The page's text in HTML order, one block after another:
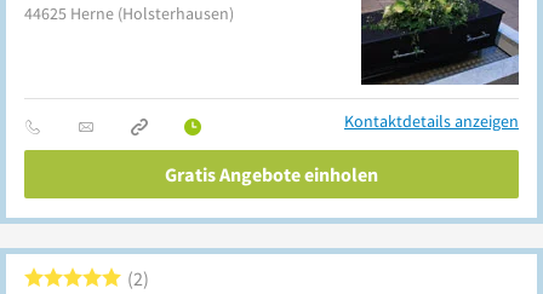
44625 Herne (Holsterhausen)
Kontaktdetails anzeigen
Gratis Angebote einholen
2